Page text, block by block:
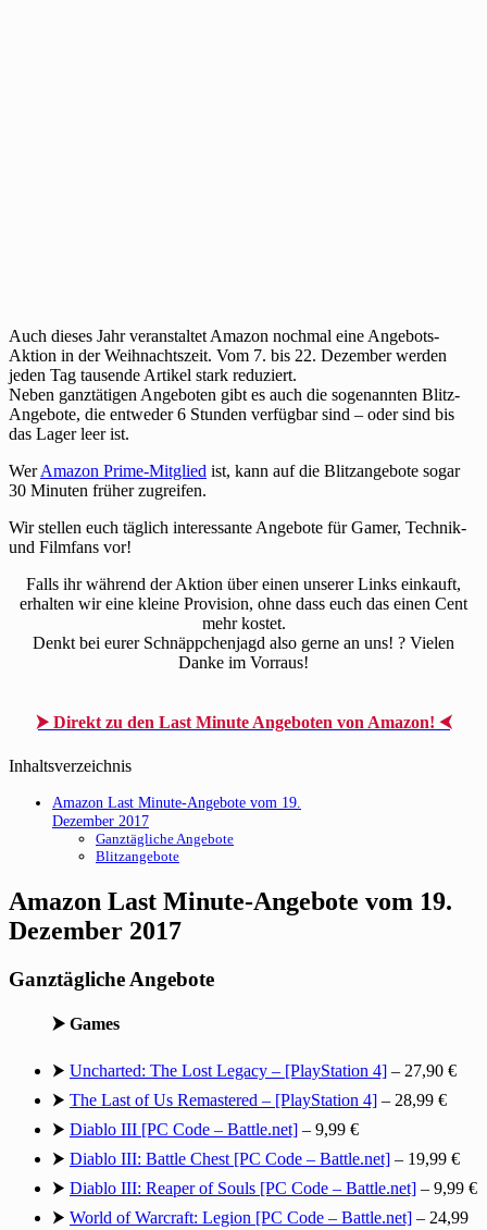
Auch dieses Jahr veranstaltet Amazon nochmal eine Angebots-
Aktion in der Weihnachtszeit. Vom 7. bis 22. Dezember werden
jeden Tag tausende Artikel stark reduziert.
Neben ganztätigen Angeboten gibt es auch die sogenannten Blitz-
Angebote, die entweder 6 Stunden verfügbar sind – oder sind bis
das Lager leer ist.
WerAmazon Prime-Mitglied ist, kann auf die Blitzangebote sogar
30 Minuten früher zugreifen.
Wir stellen euch täglich interessante Angebote für Gamer, Technik-
und Filmfans vor!
Falls ihr während der Aktion über einen unserer Links einkauft,
erhalten wir eine kleine Provision, ohne dass euch das einen Cent
mehr kostet.
Denkt bei eurer Schnäppchenjagd also gerne an uns! ? Vielen
Danke im Vorraus!
⮞ Direkt zu den Last Minute Angeboten von Amazon! ⮜
Inhaltsverzeichnis
Amazon Last Minute-Angebote vom 19.
Dezember 2017
Ganztägliche Angebote
Blitzangebote
Amazon Last Minute-Angebote vom 19.
Dezember 2017
Ganztägliche Angebote
⮞ Games
⮞ Uncharted: The Lost Legacy – [PlayStation 4] – 27,90 €
⮞ The Last of Us Remastered – [PlayStation 4] – 28,99 €
⮞ Diablo III [PC Code – Battle.net] – 9,99 €
⮞ Diablo III: Battle Chest [PC Code – Battle.net] – 19,99 €
⮞ Diablo III: Reaper of Souls [PC Code – Battle.net] – 9,99 €
⮞ World of Warcraft: Legion [PC Code – Battle.net] – 24,99